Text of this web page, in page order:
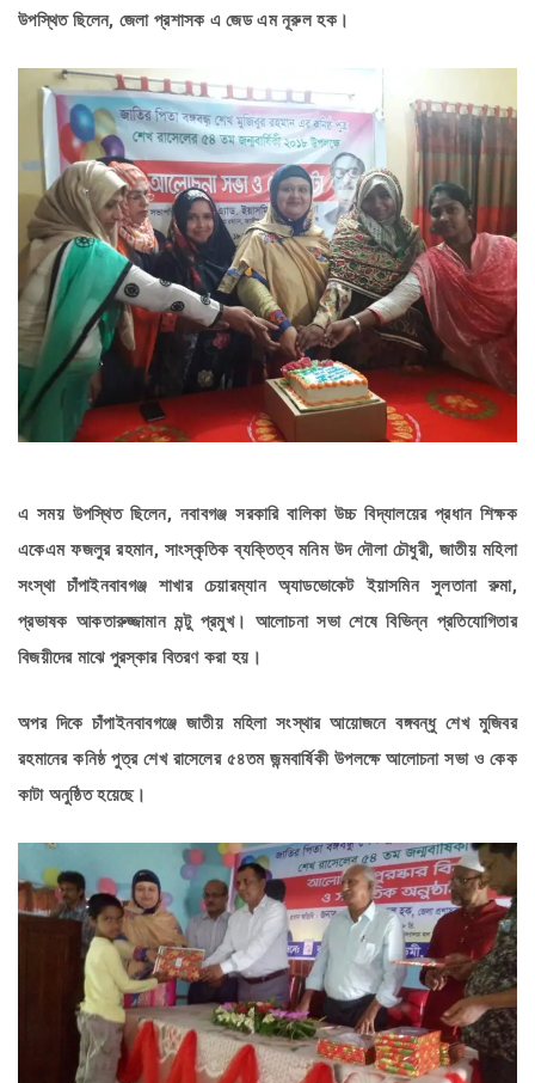
উপস্থিত ছিলেন, জেলা প্রশাসক এ জেড এম নূরুল হক।
এ সময় উপস্থিত ছিলেন, নবাবগঞ্জ সরকারি বালিকা উচ্চ বিদ্যালয়ের প্রধান শিক্ষক
একেএম ফজলুর রহমান, সাংস্কৃতিক ব্যক্তিত্ব মনিম উদ দৌলা চৌধুরী, জাতীয় মহিলা
সংস্থা চাঁপাইনবাবগঞ্জ শাখার চেয়ারম্যান অ্যাডভোকেট ইয়াসমিন সুলতানা রুমা,
প্রভাষক আকতারুজ্জামান মন্টু প্রমুখ। আলোচনা সভা শেষে বিভিন্ন প্রতিযোগিতার
বিজয়ীদের মাঝে পুরস্কার বিতরণ করা হয়।
অপর দিকে চাঁপাইনবাবগঞ্জে জাতীয় মহিলা সংস্থার আয়োজনে বঙ্গবন্ধু শেখ মুজিবর
রহমানের কনিষ্ঠ পুত্র শেখ রাসেলের ৫৪তম জন্মবার্ষিকী উপলক্ষে আলোচনা সভা ও কেক
কাটা অনুষ্ঠিত হয়েছে।